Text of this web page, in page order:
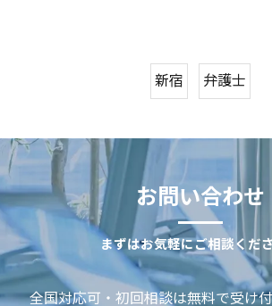
新宿 弁護士
まずはお気軽にご相談くださ
お問い合わせ
全国対応可・初回相談は無料で受け